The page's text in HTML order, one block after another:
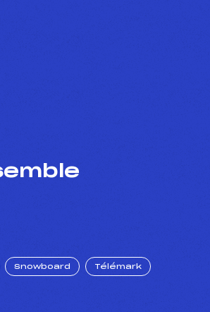
Snowboard Télémark